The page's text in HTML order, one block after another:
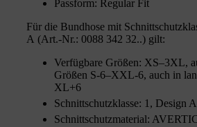
Passform: Regular Fit
Für die Bundhose mit
A (Art.-Nr.: 0088 342 32..) gilt:
Verfügbare Größen: XS–3XL,
Größen S-6–XXL-6, auch in
XL+6
Schnittschutzklasse: 1, Design
Schnittschutzmaterial: